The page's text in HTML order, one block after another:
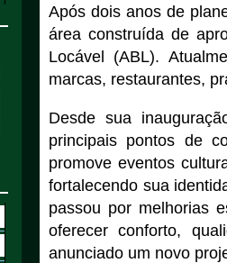
Após dois anos de
área construída de
Locável (ABL).
marcas, restaurantes,
Desde sua
principais pontos de
promove eventos
fortalecendo sua
passou por melhorias
oferecer conforto,
anunciado um novo